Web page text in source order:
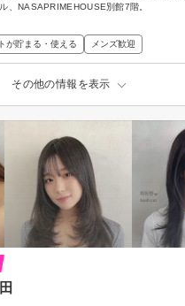
、NASAPRIMEHOUSE別館7階。
が貯まる・使える メンズ歓迎
その他の情報を表示